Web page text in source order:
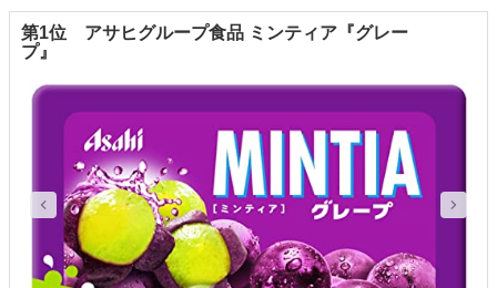
第1位 アサヒグループ食品 ミンティア『グレー
プ』